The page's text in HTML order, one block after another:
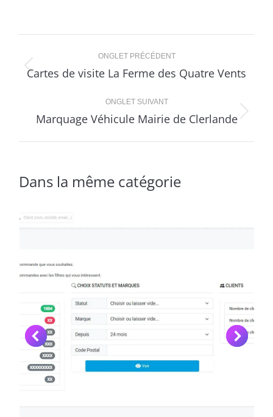
Navigation
de
commentaire
ONGLET PRÉCÉDENT
Onglet
Cartes de visite La Ferme des Quatre Vents
ONGLET SUIVANT
Projets
Marquage Véhicule Mairie de Clerlande
Dans la même catégorie